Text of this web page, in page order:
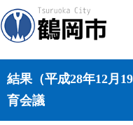
結果（平成28年12月
育会議